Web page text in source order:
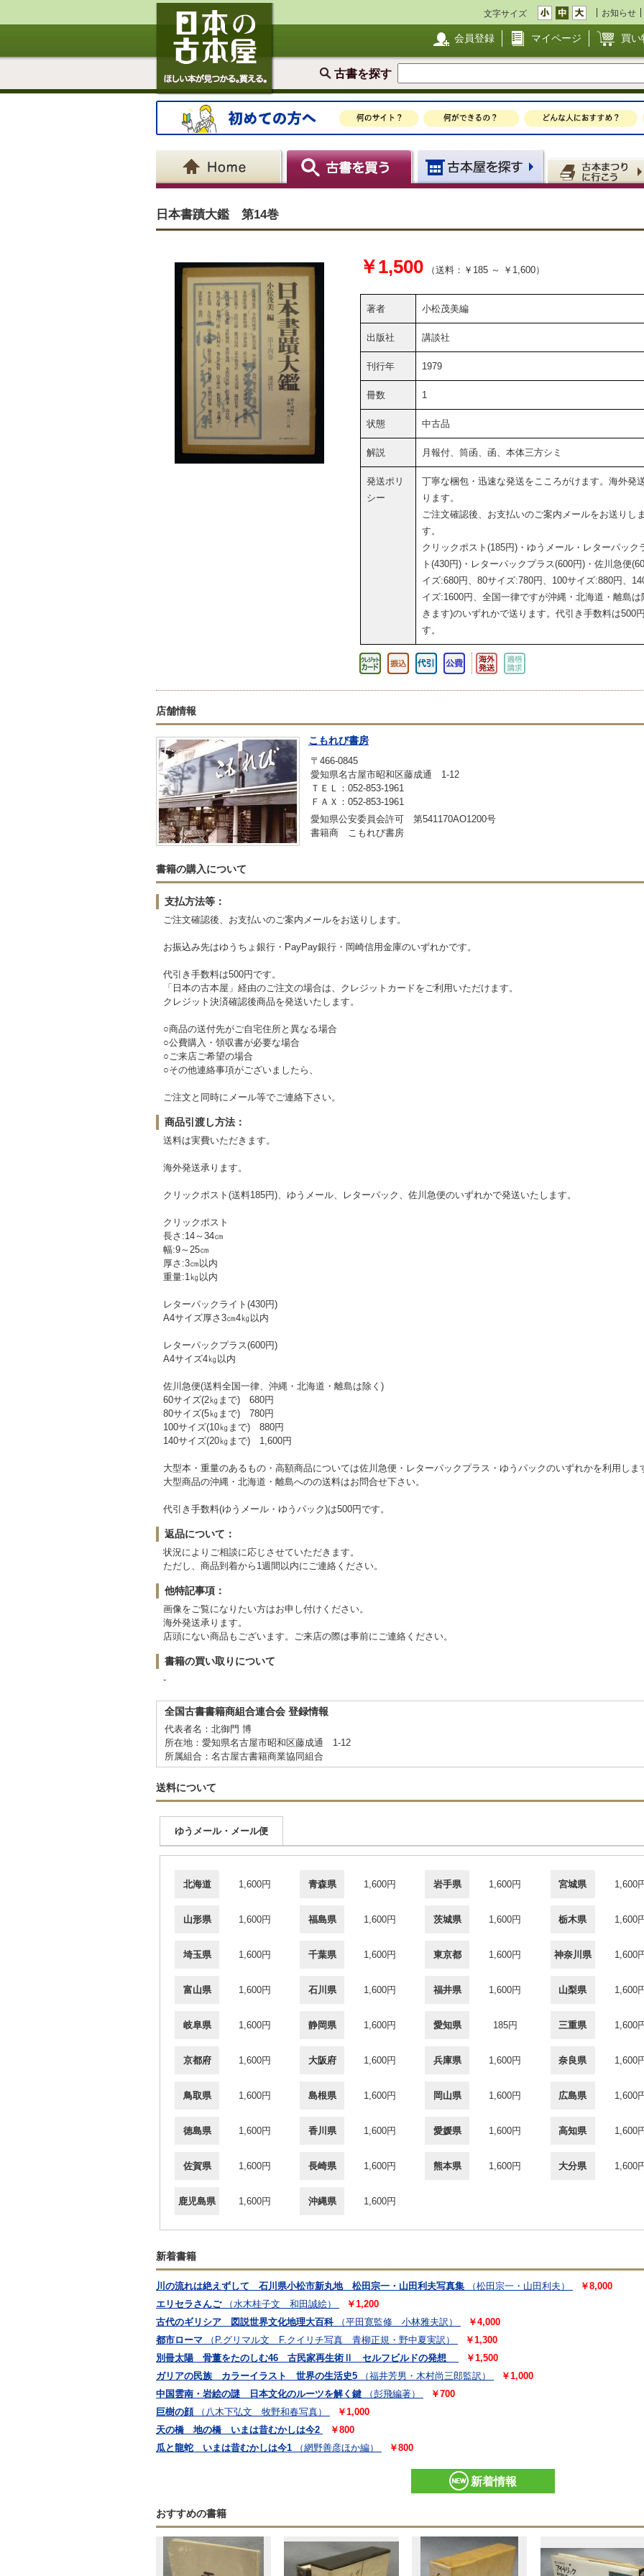
文字サイズ お知らせ
会員登録 マイページ 買い
古書を探す
日本書蹟大鑑 第14巻
￥1,500 （送料：￥185 ～ ￥1,600）
著者 小松茂美編
出版社 講談社
刊行年 1979
冊数 1
状態 中古品
解説 月報付、筒函、函、本体三方シミ
発送ポリ
シー
丁寧な梱包・迅速な発送をこころがけます。海外発
ります。
ご注文確認後、お支払いのご案内メールをお送りし
す。
クリックポスト(185円)・ゆうメール・レターパック
ト(430円)・レターパックプラス(600円)・佐川急便
イズ:680円、80サイズ:780円、100サイズ:880円、
イズ:1600円、全国一律ですが沖縄・北海道・離島は
きます)のいずれかで送ります。代引き手数料は500
す。
店舗情報
こもれび書房
〒466-0845
愛知県名古屋市昭和区藤成通 1-12
ＴＥＬ：052-853-1961
ＦＡＸ：052-853-1961
愛知県公安委員会許可 第541170AO1200号
書籍商 こもれび書房
書籍の購入について
支払方法等：
ご注文確認後、お支払いのご案内メールをお送りします。
お振込み先はゆうちょ銀行・PayPay銀行・岡崎信用金庫のいずれかです。
代引き手数料は500円です。
「日本の古本屋」経由のご注文の場合は、クレジットカードをご利用いただけます。
クレジット決済確認後商品を発送いたします。
○商品の送付先がご自宅住所と異なる場合
○公費購入・領収書が必要な場合
○ご来店ご希望の場合
○その他連絡事項がございましたら、
ご注文と同時にメール等でご連絡下さい。
商品引渡し方法：
送料は実費いただきます。
海外発送承ります。
クリックポスト(送料185円)、ゆうメール、レターパック、佐川急便のいずれかで発送いたします。
クリックポスト
長さ:14～34㎝
幅:9～25㎝
厚さ:3㎝以内
重量:1㎏以内
レターパックライト(430円)
A4サイズ厚さ3㎝4㎏以内
レターパックプラス(600円)
A4サイズ4㎏以内
佐川急便(送料全国一律、沖縄・北海道・離島は除く)
60サイズ(2㎏まで) 680円
80サイズ(5㎏まで) 780円
100サイズ(10㎏まで) 880円
140サイズ(20㎏まで) 1,600円
大型本・重量のあるもの・高額商品については佐川急便・レターパックプラス・ゆうパックのいずれかを利用しま
大型商品の沖縄・北海道・離島へのの送料はお問合せ下さい。
代引き手数料(ゆうメール・ゆうパック)は500円です。
返品について：
状況によりご相談に応じさせていただきます。
ただし、商品到着から1週間以内にご連絡ください。
他特記事項：
画像をご覧になりたい方はお申し付けください。
海外発送承ります。
店頭にない商品もございます。ご来店の際は事前にご連絡ください。
書籍の買い取りについて
-
全国古書書籍商組合連合会 登録情報
代表者名：北御門 博
所在地：愛知県名古屋市昭和区藤成通 1-12
所属組合：名古屋古書籍商業協同組合
送料について
ゆうメール・メール便
北海道 1,600円 青森県 1,600円 岩手県 1,600円 宮城県 1,600
山形県 1,600円 福島県 1,600円 茨城県 1,600円 栃木県 1,600
埼玉県 1,600円 千葉県 1,600円 東京都 1,600円 神奈川県 1,600
富山県 1,600円 石川県 1,600円 福井県 1,600円 山梨県 1,600
岐阜県 1,600円 静岡県 1,600円 愛知県 185円 三重県 1,600
京都府 1,600円 大阪府 1,600円 兵庫県 1,600円 奈良県 1,600
鳥取県 1,600円 島根県 1,600円 岡山県 1,600円 広島県 1,600
徳島県 1,600円 香川県 1,600円 愛媛県 1,600円 高知県 1,600
佐賀県 1,600円 長崎県 1,600円 熊本県 1,600円 大分県 1,600
鹿児島県 1,600円 沖縄県 1,600円
新着書籍
川の流れは絶えずして 石川県小松市新丸地 松田宗一・山田利夫写真集 （松田宗一・山田利夫）
￥8,000
エリセラさんご
（水木桂子文 和田誠絵）
￥1,200
古代のギリシア 図説世界文化地理大百科
（平田寛監修 小林雅夫訳）
￥4,000
都市ローマ
（P.グリマル文 F.クイリチ写真 青柳正規・野中夏実訳）
￥1,300
別冊太陽 骨董をたのしむ46 古民家再生術Ⅱ セルフビルドの発想
￥1,500
ガリアの民族 カラーイラスト 世界の生活史5
（福井芳男・木村尚三郎監訳）
￥1,000
中国雲南・岩絵の謎 日本文化のルーツを解く鍵
（彭飛編著）
￥700
巨樹の顔
（八木下弘文 牧野和春写真）
￥1,000
天の橋 地の橋 いまは昔むかしは今2
￥800
瓜と龍蛇 いまは昔むかしは今1
（網野善彦ほか編） ￥800
新着情報
おすすめの書籍